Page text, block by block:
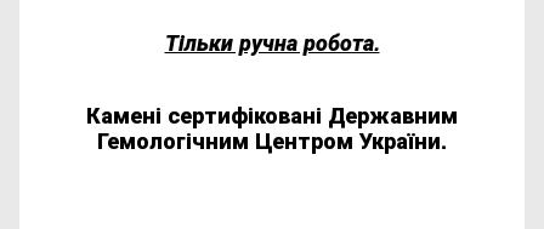
Тільки ручна робота.
Камені сертифіковані Державним
Гемологічним Центром України.